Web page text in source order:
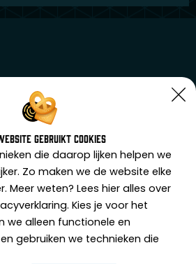
gebruikt cookies
die daarop lijken helpen we
Zo maken we de website elke
Meer weten? Lees hier alles over
Kies je voor het
we alleen functionele en
gebruiken we technieken die